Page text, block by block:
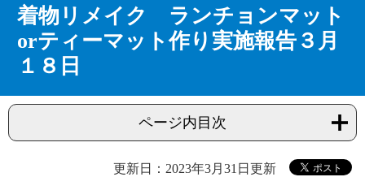
着物リメイク ランチョンマット
orティーマット作り実施報告３月
１８日
ページ内目次
更新日：2023年3月31日更新